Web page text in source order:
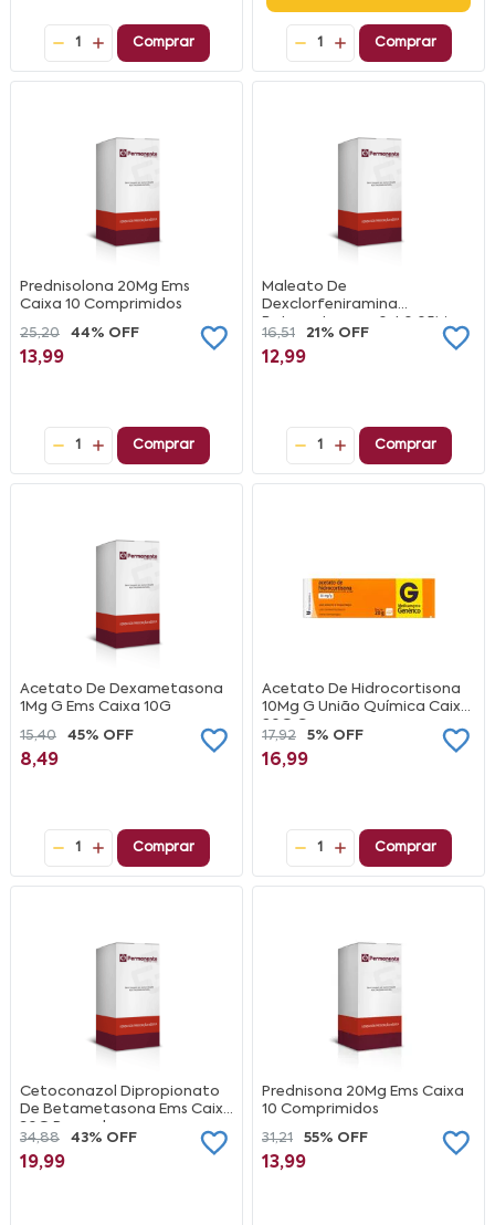
1 Comprar 1 Comprar
Prednisolona 20Mg Ems
Caixa 10 Comprimidos
25,20
44% OFF
13,99
1 Comprar
Maleato De
Dexclorfeniramina
Betametasona 0 4 0 05Mg
Ml Xpe
16,51 21% OFF
12,99
1 Comprar
Acetato De Dexametasona
1Mg G Ems Caixa 10G
15,40
45% OFF
8,49
1 Comprar
Acetato De Hidrocortisona
10Mg G União Química Caixa
20G Creme
17,92 5% OFF
16,99
1 Comprar
Cetoconazol Dipropionato
De Betametasona Ems Caixa
30G Pomada
34,88 43% OFF
19,99
Prednisona 20Mg Ems Caixa
10 Comprimidos
31,21
55% OFF
13,99